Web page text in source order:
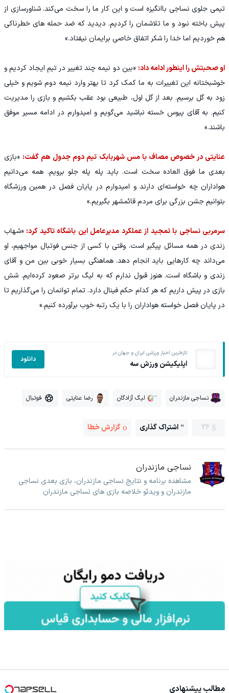
تیمی جلوی نساجی باانگیزه است و این کار ما را سخت می‌کند. شناورسازی از
پیش باخته نبود و ما تلاشمان را کردیم. دیدید که ضد حمله های خطرناکی
هم خوردیم اما خدا را شکر اتفاق خاصی برایمان نیفتاد.»
او صحبتش را اینطور ادامه داد: «بین دو نیمه چند تغییر در تیم ایجاد کردیم و
خوشبختانه این تغییرات به ما کمک کرد تا بهتر وارد نیمه دوم شویم و خیلی
زود به گل برسیم. بعد از گل اول، طبیعی بود عقب بکشیم و بازی را مدیریت
کنیم. به آقای پیوس خسته نباشید می‌گویم و امیدوارم در ادامه مسیر موفق
باشند.»
عنایتی در خصوص مصاف با مس شهربابک تیم دوم جدول هم گفت: «بازی
بعدی ما فوق العاده سخت است. باید پله پله جلو برویم. همه می‌دانیم
هواداران چه خواسته‌ای دارند و امیدوارم در پایان فصل در همین ورزشگاه
بتوانیم جشن بزرگی برای مردم قائمشهر بگیریم.»
سرمربی نساجی با تمجید از عملکرد مدیرعامل این باشگاه تاکید کرد: «شهاب
زندی در همه مسائل پیگیر است. وقتی با کسی از جنس فوتبال مواجهیم، او
می‌داند چه کارهایی باید انجام دهد. هماهنگی بسیار خوبی بین من و آقای
زندی و باشگاه است. هنوز قبول ندارم که به لیگ برتر صعود کرده‌ایم. شش
بازی در پیش داریم که هر کدام حکم فینال دارد. تمام توانمان را می‌گذاریم تا
در پایان فصل خواسته هواداران را با یک رتبه خوب برآورده کنیم.»
تازه‌ترین اخبار ورزشی ایران و جهان در
اپلیکیشن ورزش سه دانلود
نساجی مازندران لیگ آزادگان رضا عنایتی فوتبال
26 اشتراک گذاری گزارش خطا
نساجی مازندران
مشاهده برنامه و نتایج نساجی مازندران، بازی بعدی نساجی
مازندران و ویدئو خلاصه بازی های نساجی مازندران
مطالب پیشنهادی